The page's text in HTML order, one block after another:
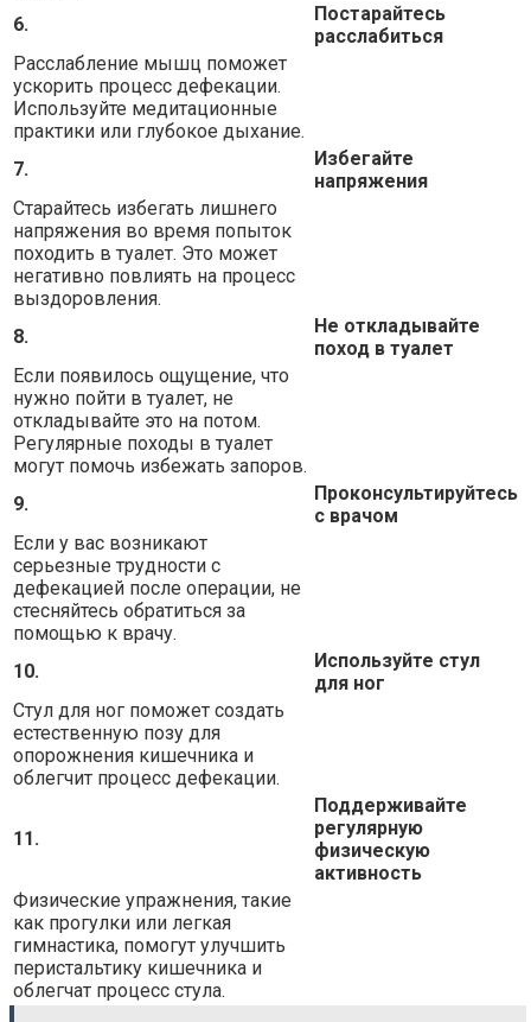
6.
Постарайтесь
расслабиться
Расслабление мышц поможет
ускорить процесс дефекации.
Используйте медитационные
практики или глубокое дыхание.
7.
Избегайте
напряжения
Старайтесь избегать лишнего
напряжения во время попыток
походить в туалет. Это может
негативно повлиять на процесс
выздоровления.
8.
Не откладывайте
поход в туалет
Если появилось ощущение, что
нужно пойти в туалет, не
откладывайте это на потом.
Регулярные походы в туалет
могут помочь избежать запоров.
9.
Проконсультируйтесь
с врачом
Если у вас возникают
серьезные трудности с
дефекацией после операции, не
стесняйтесь обратиться за
помощью к врачу.
10.
Используйте стул
для ног
Стул для ног поможет создать
естественную позу для
опорожнения кишечника и
облегчит процесс дефекации.
11.
Поддерживайте
регулярную
физическую
активность
Физические упражнения, такие
как прогулки или легкая
гимнастика, помогут улучшить
перистальтику кишечника и
облегчат процесс стула.